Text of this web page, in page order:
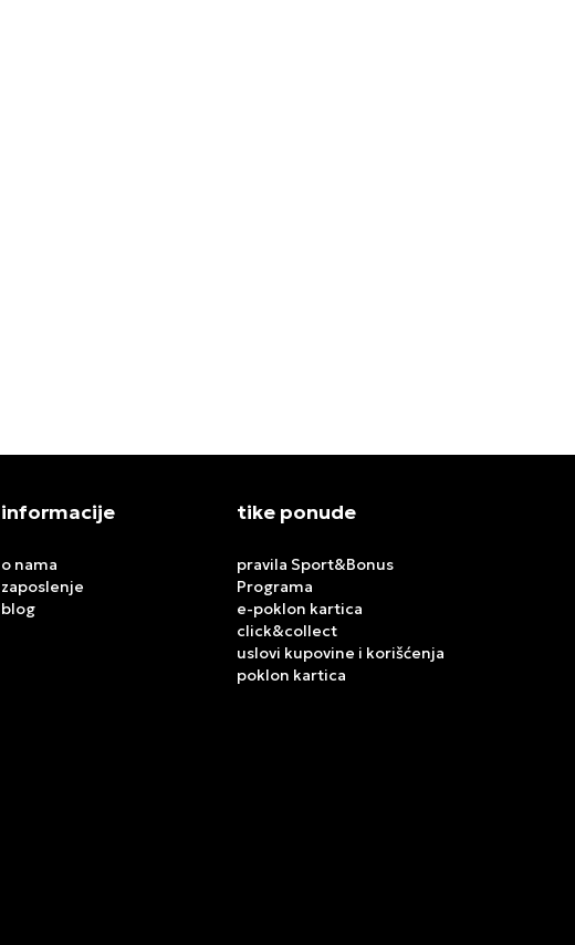
informacije
o nama
zaposlenje
blog
tike ponude
pravila Sport&Bonus
Programa
e-poklon kartica
click&collect
uslovi kupovine i korišćenja
poklon kartica